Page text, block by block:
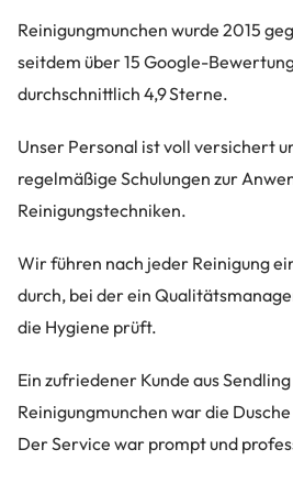
Reinigungmunchen wurde 2015
seitdem über 15 Google-
durchschnittlich 4,9 Sterne.
Unser Personal ist voll versichert
regelmäßige Schulungen zur
Reinigungstechniken.
Wir führen nach jeder Reinigung
durch, bei der ein
die Hygiene prüft.
Ein zufriedener Kunde aus
Reinigungmunchen war die
Der Service war prompt und